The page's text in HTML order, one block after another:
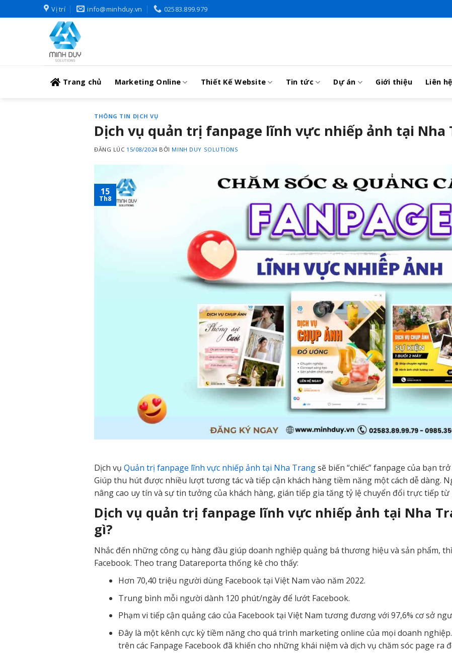
to
Vị trí info@minhduy.vn 02583.899.979
Trang chủ Marketing Online Thiết Kế Website Tin tức Dự án Giới thiệu Liên hệ
THÔNG TIN DỊCH VỤ
Dịch vụ quản trị fanpage lĩnh vực nhiếp ảnh tại Nha
ĐĂNG LÚC 15/08/2024 BỞI MINH DUY SOLUTIONS
15
Th8
Dịch vụ Quản trị fanpage lĩnh vực nhiếp ảnh tại Nha Trangsẽ biến “chiếc” fanpage của bạn
Giúp thu hút được nhiều lượt tương tác và tiếp cận khách hàng tiềm năng một cách dễ dàng.
nâng cao uy tín và sự tin tưởng của khách hàng, gián tiếp gia tăng tỷ lệ chuyển đổi trực tiếp từ
Dịch vụ quản trị fanpage lĩnh vực nhiếp ảnh tại Nha
gì?
Nhắc đến những công cụ hàng đầu giúp doanh nghiệp quảng bá thương hiệu và sản phẩm,
Facebook. Theo trang Datareporta thống kê cho thấy:
Hơn 70,40 triệu người dùng Facebook tại Việt Nam vào năm 2022.
Trung bình mỗi người dành 120 phút/ngày để lướt Facebook.
Phạm vi tiếp cận quảng cáo của Facebook tại Việt Nam tương đương với 97,6% cơ sở
Đây là một kênh cực kỳ tiềm năng cho quá trình marketing online của mọi doanh
trên các Fanpage Facebook đã khiến cho những khái niệm và dịch vụ chăm sóc page ra